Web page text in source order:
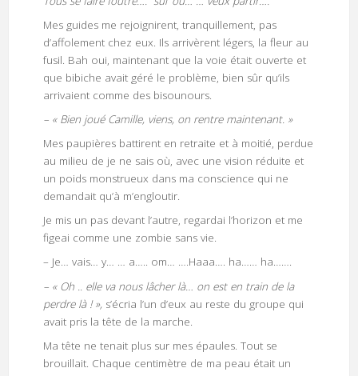
Mes guides me rejoignirent, tranquillement, pas
d’affolement chez eux. Ils arrivèrent légers, la fleur au
fusil. Bah oui, maintenant que la voie était ouverte et
que bibiche avait géré le problème, bien sûr qu’ils
arrivaient comme des bisounours.
– « Bien joué Camille, viens, on rentre maintenant. »
Mes paupières battirent en retraite et à moitié, perdue
au milieu de je ne sais où, avec une vision réduite et
un poids monstrueux dans ma conscience qui ne
demandait qu’à m’engloutir.
Je mis un pas devant l’autre, regardai l’horizon et me
figeai comme une zombie sans vie.
– Je… vais… y… … a….. om… ….Haaa…. ha…… ha…….
– « Oh .. elle va nous lâcher là… on est en train de la
perdre là ! »,s’écria l’un d’eux au reste du groupe qui
avait pris la tête de la marche.
Ma tête ne tenait plus sur mes épaules. Tout se
brouillait. Chaque centimètre de ma peau était un